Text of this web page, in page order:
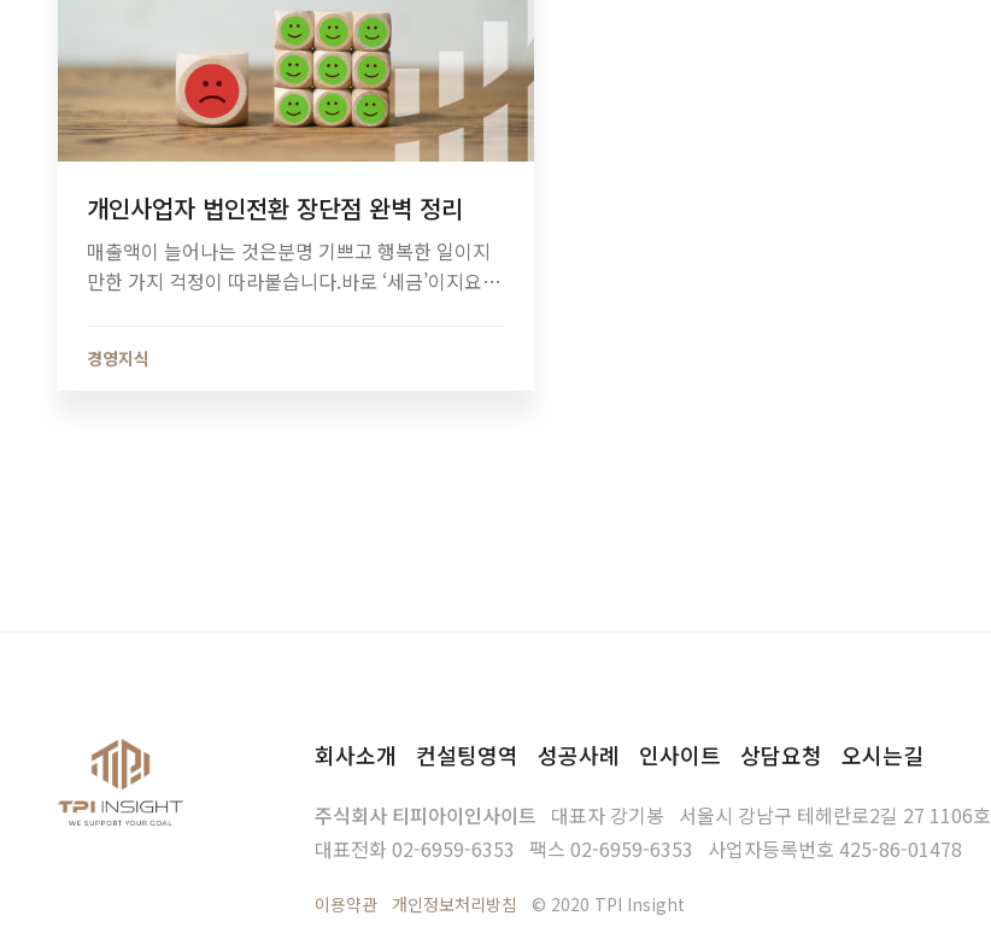
개인사업자 법인전환 장단점 완벽 정리
매출액이 늘어나는 것은분명 기쁘고 행복한 일이지
만한 가지 걱정이 따라붙습니다.바로 ‘세금’이지요.
래서 오늘도 절세를 고민하는사장님들이 있으실 텐
경영지식
회사소개 컨설팅영역 성공사례 인사이트 상담요청 오시는길
주식회사 티피아이인사이트 대표자 강기봉 서울시 강남구 테헤란로2길 27 1106호
대표전화02-6959-6353 팩스 02-6959-6353 사업자등록번호 425-86-01478
이용약관 개인정보처리방침 © 2020 TPI Insight